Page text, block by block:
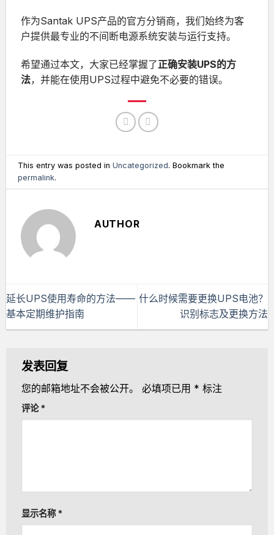
作为Santak UPS产品的官方分销商，我们始终为客
户提供最专业的不间断电源系统安装与运行支持。
希望通过本文，大家已经掌握了正确安装UPS的方
法，并能在使用UPS过程中避免不必要的错误。
This entry was posted in Uncategorized. Bookmark the
permalink.
AUTHOR
延长UPS使用寿命的方法——
基本定期维护指南
什么时候需要更换UPS电池？
识别标志及更换方法
发表回复
您的邮箱地址不会被公开。 必填项已用 * 标注
评论*
显示名称*